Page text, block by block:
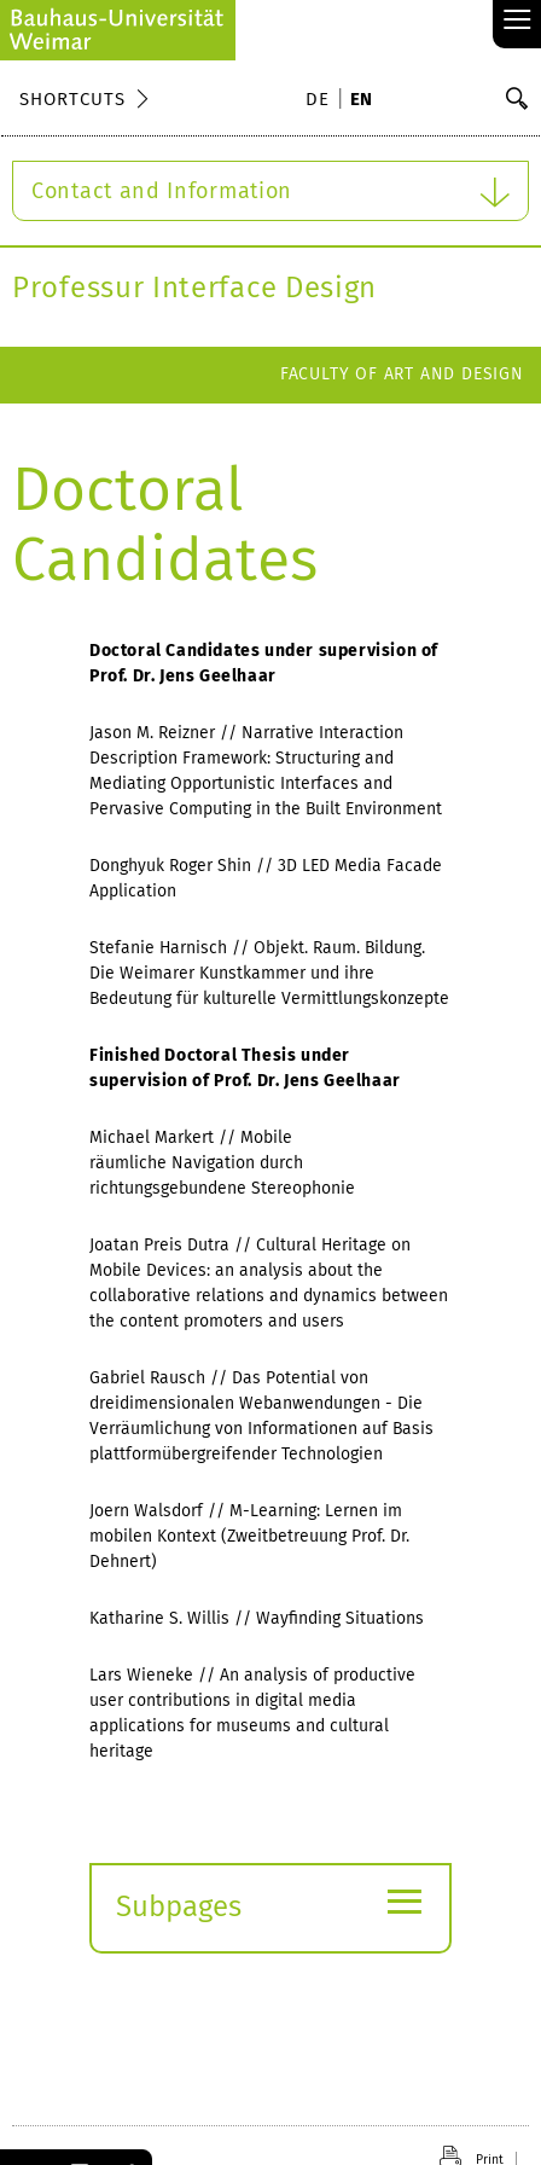
≡
SHORTCUTS DE EN
Contact and Information
Professur Interface Design
FACULTY OF ART AND DESIGN
Doctoral
Candidates
Doctoral Candidates under supervision of
Prof. Dr. Jens Geelhaar
Jason M. Reizner // Narrative Interaction
Description Framework: Structuring and
Mediating Opportunistic Interfaces and
Pervasive Computing in the Built Environment
Donghyuk Roger Shin // 3D LED Media Facade
Application
Stefanie Harnisch // Objekt. Raum. Bildung.
Die Weimarer Kunstkammer und ihre
Bedeutung für kulturelle Vermittlungskonzepte
Finished Doctoral Thesisunder
supervision of Prof. Dr. Jens Geelhaar
Michael Markert // Mobile
räumliche Navigation durch
richtungsgebundene Stereophonie
Joatan Preis Dutra // Cultural Heritage on
Mobile Devices: an analysis about the
collaborative relations and dynamics between
the content promoters and users
Gabriel Rausch // Das Potential von
dreidimensionalen Webanwendungen - Die
Verräumlichung von Informationen auf Basis
plattformübergreifender Technologien
Joern Walsdorf // M-Learning: Lernen im
mobilen Kontext (Zweitbetreuung Prof. Dr.
Dehnert)
Katharine S. Willis // Wayfinding Situations
Lars Wieneke // An analysis of productive
user contributions in digital media
applications for museums and cultural
heritage
Subpages
≡
Print